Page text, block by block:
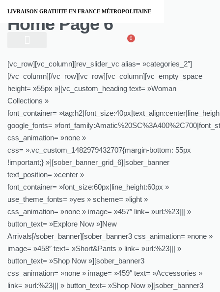
LIVRAISON GRATUITE EN FRANCE MÉTROPOLITAINE
0
Home Page 6
[vc_row][vc_column][rev_slider_vc alias= »categories_2″]
[/vc_column][/vc_row][vc_row][vc_column][vc_empty_space
height= »55px »][vc_custom_heading text= »Woman
Collections »
font_container=
google_fonts=
css_animation= »none »
css= ».vc_custom_1482979432707{margin-bottom: 55px
!important;} »][sober_banner_grid_6][sober_banner
text_position= »center »
font_container= »font_size:60px|line_height:60px »
use_theme_fonts= »yes » scheme= »light »
css_animation= »none » image= »457″ link= »url:%23||| »
button_text= »Explore Now »]New
Arrivals[/sober_banner][sober_banner3 css_animation= »none »
image= »458″ text= »Short&Pants » link= »url:%23||| »
button_text= »Shop Now »][sober_banner3
css_animation= »none » image= »459″ text= »Accessories »
link= »url:%23||| » button_text= »Shop Now »][sober_banner3